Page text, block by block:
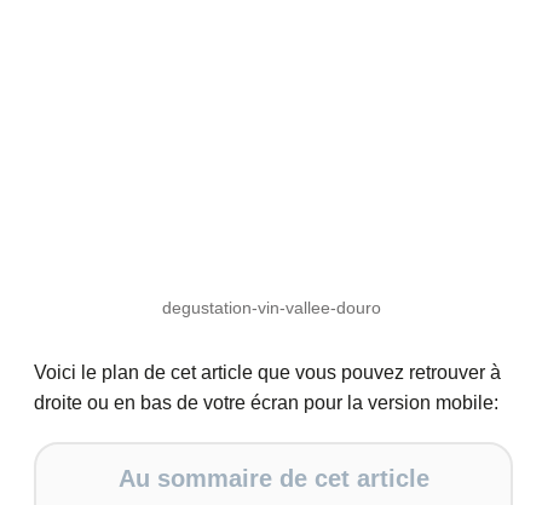
degustation-vin-vallee-douro
Voici le plan de cet article que vous pouvez retrouver à
droite ou en bas de votre écran pour la version mobile:
Au sommaire de cet article